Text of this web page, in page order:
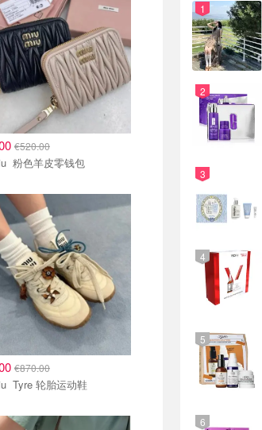
€520.00
Miu Miu 粉色羊皮零钱包
€870.00
Miu Miu Tyre 轮胎运动鞋